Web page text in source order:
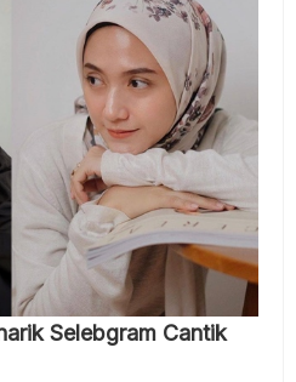
Selebgram Cantik